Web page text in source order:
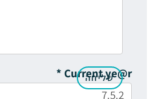
Current ye@r
*